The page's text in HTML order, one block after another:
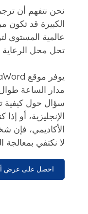
نحن نتفهم أن
الكبيرة قد تكون
عالمية المستوى
تحل محل الرعاية
مدار الساعة طوال
سؤال حول كيفية
الإنجليزية، أو
الأكاديمي، فإن
لا نكتفي
احصل على عرض